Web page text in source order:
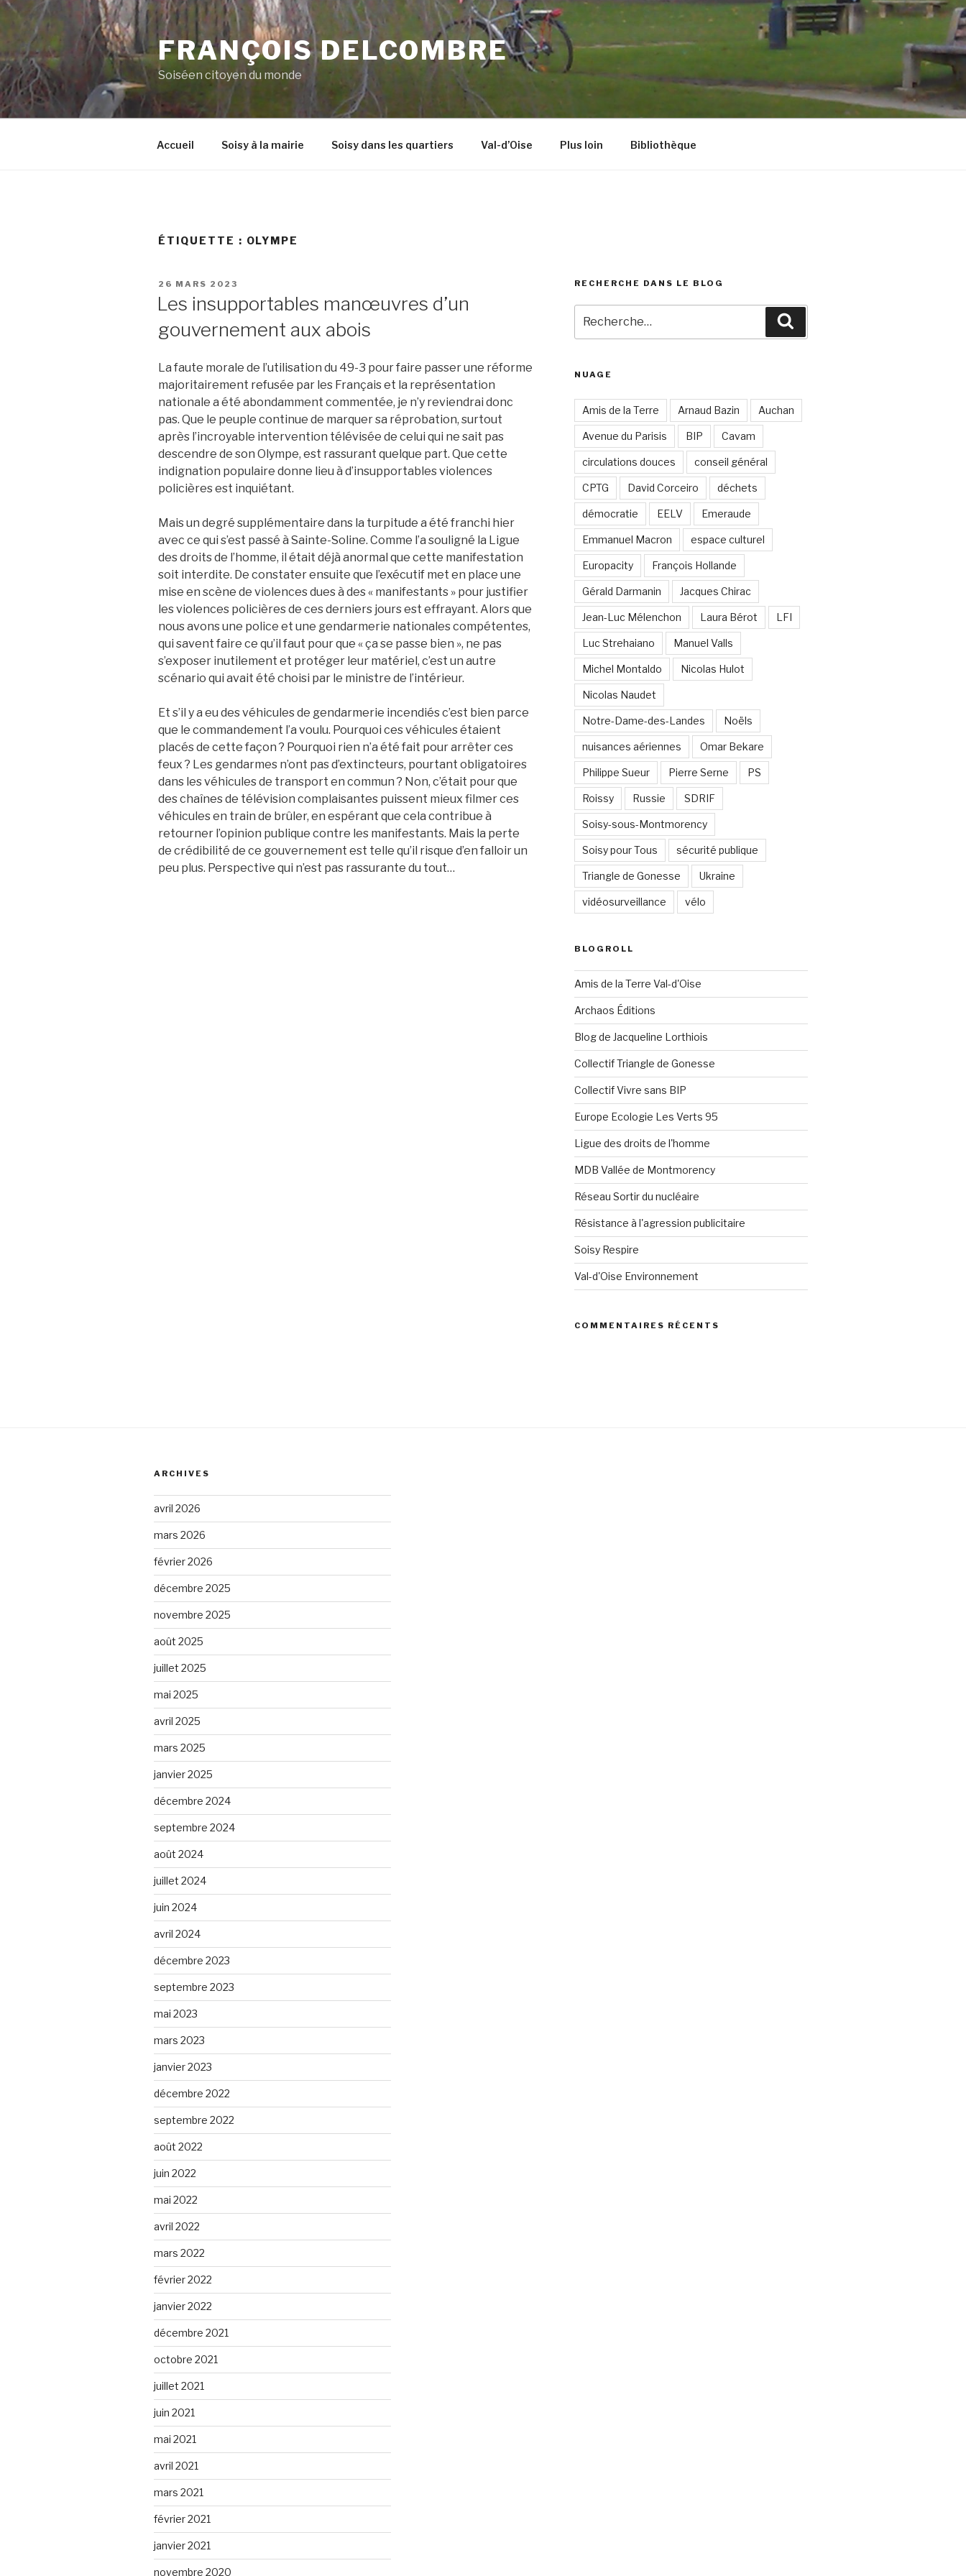
Aller
contenu
principal
FRANÇOIS DELCOMBRE
Soiséen citoyen du monde
Accueil Soisy à la mairie Soisy dans les quartiers Val-d’Oise Plus loin Bibliothèque
ÉTIQUETTE : OLYMPE
PUBLIÉ
LE
26 MARS 2023
Les insupportables manœuvres d’un
gouvernement aux abois
La faute morale de l’utilisation du 49-3 pour faire passer une réforme
majoritairement refusée par les Français et la représentation
nationale a été abondamment commentée, je n’y reviendrai donc
pas. Que le peuple continue de marquer sa réprobation, surtout
après l’incroyable intervention télévisée de celui qui ne sait pas
descendre de son Olympe, est rassurant quelque part. Que cette
indignation populaire donne lieu à d’insupportables violences
policières est inquiétant.
Mais un degré supplémentaire dans la turpitude a été franchi hier
avec ce qui s’est passé à Sainte-Soline. Comme l’a souligné la Ligue
des droits de l’homme, il était déjà anormal que cette manifestation
soit interdite. De constater ensuite que l’exécutif met en place une
mise en scène de violences dues à des « manifestants » pour justifier
les violences policières de ces derniers jours est effrayant. Alors que
nous avons une police et une gendarmerie nationales compétentes,
qui savent faire ce qu’il faut pour que « ça se passe bien », ne pas
s’exposer inutilement et protéger leur matériel, c’est un autre
scénario qui avait été choisi par le ministre de l’intérieur.
Et s’il y a eu des véhicules de gendarmerie incendiés c’est bien parce
que le commandement l’a voulu. Pourquoi ces véhicules étaient
placés de cette façon ? Pourquoi rien n’a été fait pour arrêter ces
feux ? Les gendarmes n’ont pas d’extincteurs, pourtant obligatoires
dans les véhicules de transport en commun ? Non, c’était pour que
des chaînes de télévision complaisantes puissent mieux filmer ces
véhicules en train de brûler, en espérant que cela contribue à
retourner l’opinion publique contre les manifestants. Mais la perte
de crédibilité de ce gouvernement est telle qu’il risque d’en falloir un
peu plus. Perspective qui n’est pas rassurante du tout…
RECHERCHE DANS LE BLOG
pour
NUAGE
Amis de la Terre Arnaud Bazin Auchan
Avenue du Parisis BIP Cavam
circulations douces conseil général
CPTG David Corceiro déchets
démocratie EELV Emeraude
Emmanuel Macron espace culturel
Europacity François Hollande
Gérald Darmanin Jacques Chirac
Jean-Luc Mélenchon Laura Bérot LFI
Luc Strehaiano Manuel Valls
Michel Montaldo Nicolas Hulot
Nicolas Naudet
Notre-Dame-des-Landes Noëls
nuisances aériennes Omar Bekare
Philippe Sueur Pierre Serne PS
Roissy Russie SDRIF
Soisy-sous-Montmorency
Soisy pour Tous sécurité publique
Triangle de Gonesse Ukraine
vidéosurveillance vélo
BLOGROLL
Amis de la Terre Val-d'Oise
Archaos Éditions
Blog de Jacqueline Lorthiois
Collectif Triangle de Gonesse
Collectif Vivre sans BIP
Europe Ecologie Les Verts 95
Ligue des droits de l'homme
MDB Vallée de Montmorency
Réseau Sortir du nucléaire
Résistance à l'agression publicitaire
Soisy Respire
Val-d'Oise Environnement
COMMENTAIRES RÉCENTS
ARCHIVES
avril 2026
mars 2026
février 2026
décembre 2025
novembre 2025
août 2025
juillet 2025
mai 2025
avril 2025
mars 2025
janvier 2025
décembre 2024
septembre 2024
août 2024
juillet 2024
juin 2024
avril 2024
décembre 2023
septembre 2023
mai 2023
mars 2023
janvier 2023
décembre 2022
septembre 2022
août 2022
juin 2022
mai 2022
avril 2022
mars 2022
février 2022
janvier 2022
décembre 2021
octobre 2021
juillet 2021
juin 2021
mai 2021
avril 2021
mars 2021
février 2021
janvier 2021
novembre 2020